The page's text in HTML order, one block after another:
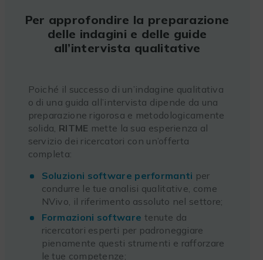
Per approfondire la preparazione
delle indagini e delle guide
all’intervista qualitative
Poiché il successo di un’indagine qualitativa
o di una guida all’intervista dipende da una
preparazione rigorosa e metodologicamente
solida, RITME mette la sua esperienza al
servizio dei ricercatori con un’offerta
completa:
Soluzioni software performanti per
condurre le tue analisi qualitative, come
NVivo, il riferimento assoluto nel settore;
Formazioni software tenute da
ricercatori esperti per padroneggiare
pienamente questi strumenti e rafforzare
le tue competenze;